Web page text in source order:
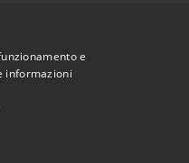
di Melzo - Città
e
informazioni